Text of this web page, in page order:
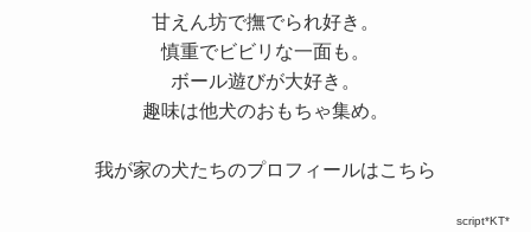
甘えん坊で撫でられ好き。
慎重でビビリな一面も。
ボール遊びが大好き。
趣味は他犬のおもちゃ集め。
我が家の犬たちのプロフィールはこちら
script*KT*